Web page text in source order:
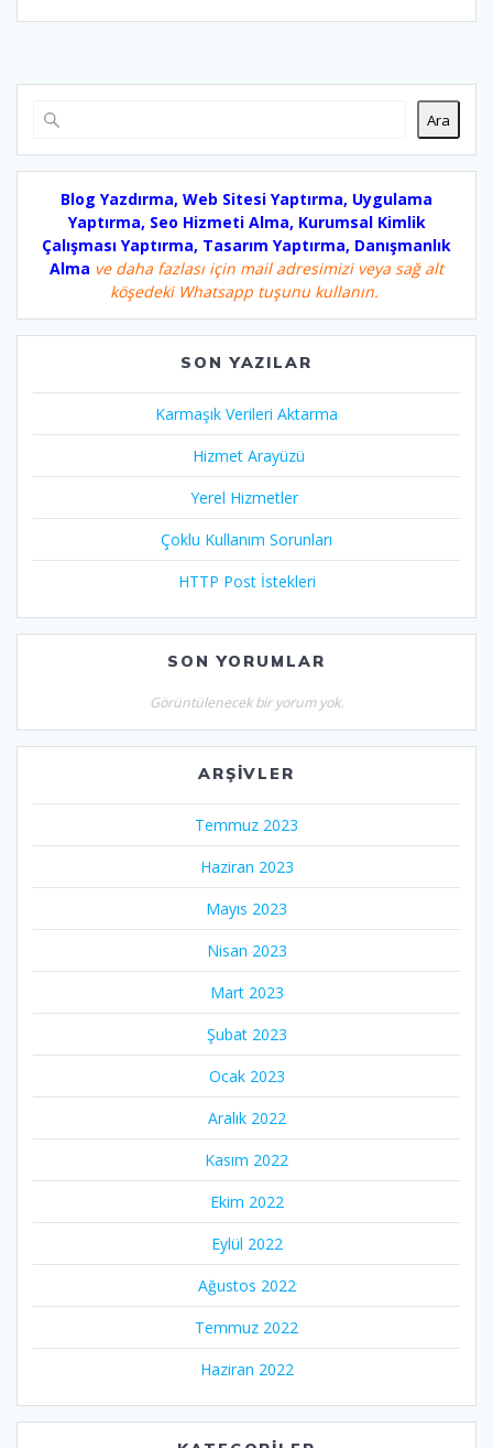
Ara
Blog Yazdırma, Web Sitesi Yaptırma, Uygulama
Yaptırma, Seo Hizmeti Alma, Kurumsal Kimlik
Çalışması Yaptırma, Tasarım Yaptırma, Danışmanlık
Alma ve daha fazlası için mail adresimizi veya sağ alt
köşedeki Whatsapp tuşunu kullanın.
SON YAZILAR
Karmaşık Verileri Aktarma
Hizmet Arayüzü
Yerel Hizmetler
Çoklu Kullanım Sorunları
HTTP Post İstekleri
SON YORUMLAR
Görüntülenecek bir yorum yok.
ARŞIVLER
Temmuz 2023
Haziran 2023
Mayıs 2023
Nisan 2023
Mart 2023
Şubat 2023
Ocak 2023
Aralık 2022
Kasım 2022
Ekim 2022
Eylül 2022
Ağustos 2022
Temmuz 2022
Haziran 2022